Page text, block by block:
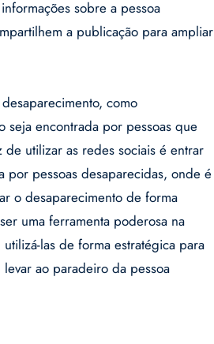
sobre a pessoa
a publicação para ampliar
como
encontrada por pessoas que
utilizar as redes sociais é entrar
por pessoas desaparecidas, onde é
o desaparecimento de forma
uma ferramenta poderosa na
las de forma estratégica para
ao paradeiro da pessoa